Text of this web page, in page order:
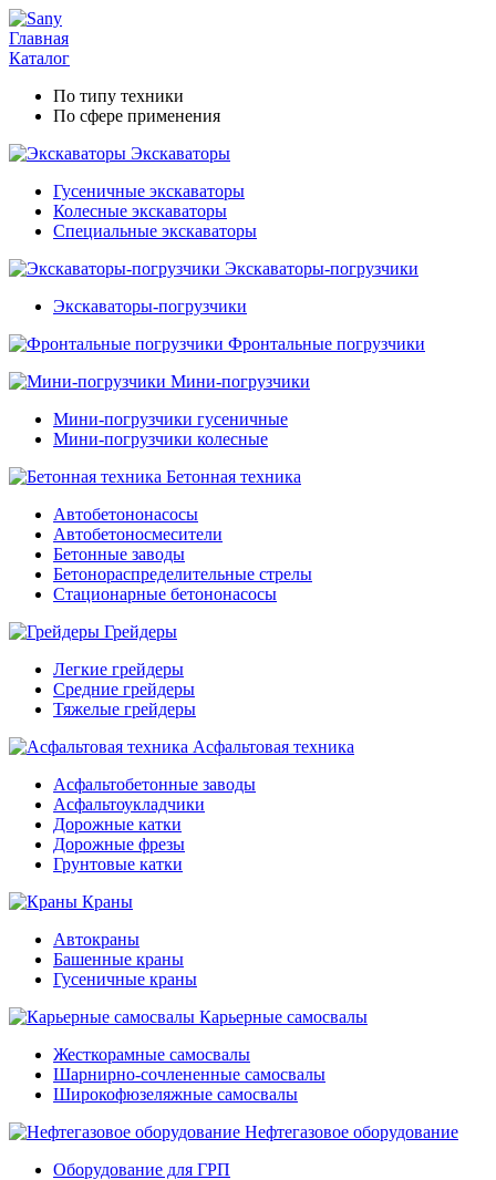
Главная
Каталог
По типу техники
По сфере применения
Экскаваторы
Гусеничные экскаваторы
Колесные экскаваторы
Специальные экскаваторы
Экскаваторы-погрузчики
Экскаваторы-погрузчики
Фронтальные погрузчики
Мини-погрузчики
Мини-погрузчики гусеничные
Мини-погрузчики колесные
Бетонная техника
Автобетононасосы
Автобетоносмесители
Бетонные заводы
Бетонораспределительные стрелы
Стационарные бетононасосы
Грейдеры
Легкие грейдеры
Средние грейдеры
Тяжелые грейдеры
Асфальтовая техника
Асфальтобетонные заводы
Асфальтоукладчики
Дорожные катки
Дорожные фрезы
Грунтовые катки
Краны
Автокраны
Башенные краны
Гусеничные краны
Карьерные самосвалы
Жесткорамные самосвалы
Шарнирно-сочлененные самосвалы
Широкофюзеляжные самосвалы
Нефтегазовое оборудование
Оборудование для ГРП